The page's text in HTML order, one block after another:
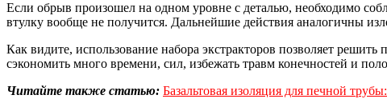
Если обрыв произошел на одном уровне с деталью, необходимо
втулку вообще не получится. Дальнейшие действия аналогичны
Как видите, использование набора экстракторов позволяет
сэкономить много времени, сил, избежать травм конечностей и
Читайте также статью: Базальтовая изоляция для печной